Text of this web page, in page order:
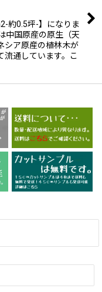
約0.5坪-】になりま
中国原産の原生（天
シア原産の植林木が
流通しています。こ